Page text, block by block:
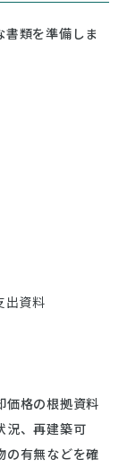
類を準備しま
出資料
価格の根拠資料
況、再建築可
の有無などを確